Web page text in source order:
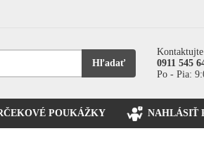
Hľadať
Kontaktujte
0911 545
Po - Pia:
POUKÁŽKY NAHLÁSIŤ